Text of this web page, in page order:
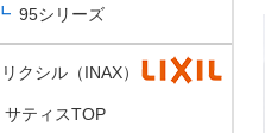
95シリーズ
リクシル（INAX）
サティスTOP